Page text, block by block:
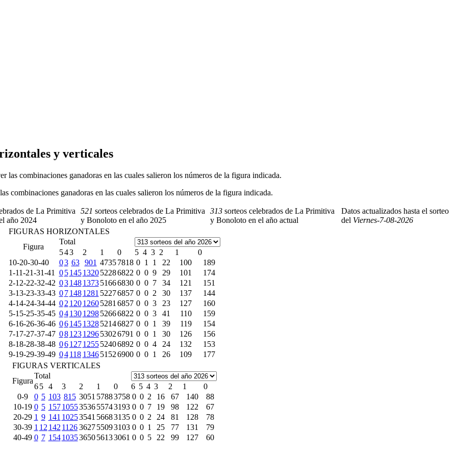
y verticales
las combinaciones ganadoras en las cuales salieron los números de la figura indicada.
combinaciones ganadoras en las cuales salieron los números de la figura indicada.
de La Primitiva
año 2024
521 sorteos celebrados de La Primitiva
y Bonoloto en el año 2025
313 sorteos celebrados de La Primitiva
y Bonoloto en el año actual
Datos actualizados hasta el sorteo
del Viernes-7-08-2026
FIGURAS HORIZONTALES
Figura
Total
543 2 1 0 5 4 3 2 1
0
10-20-30-40
03 63 901 4735 7818 0 1 1 22 100
189
1-11-21-31-41
0 5 145 1320 52286822 0 0 9 29 101
174
2-12-22-32-42 03 148 1373 51666830 0 0 7 34 121
151
3-13-23-33-43 0 7 148 1281 52276857 0 0 2 30 137
144
4-14-24-34-44 0 2 120 1260 5281 6857 0 0 3 23 127
160
5-15-25-35-45 04 130 1298 52666822 0 0 3 41 110
159
6-16-26-36-46 06 145 1328 52146827 0 0 1 39 119
154
7-17-27-37-47 08 123 1296 53026791 0 0 1 30 126
156
8-18-28-38-48 06 127 1255 52406892 0 0 4 24 132
153
9-19-29-39-49 04 118 1346 51526900 0 0 1 26 109
177
FIGURAS VERTICALES
Figura
Total
6 5 4 3 2 1 0 6 5 4 3 2 1
0
0-9
0 5 103 815 3051 57883758 0 0 2 16 67 140
88
10-19 0 5 157 10553536 55743193 0 0 7 19 98 122
67
20-29 1 9 141 10253541 56683135 0 0 2 24 81 128
78
30-39 1 12 142 11263627 55093103 0 0 1 25 77 131
79
40-49 0 7 154 10353650 56133061 0 0 5 22 99 127 60